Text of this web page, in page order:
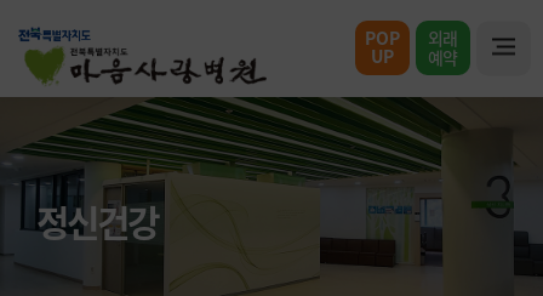
POP
UP
외래
예약
정신건강